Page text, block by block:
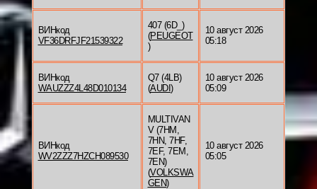
ВИНкод
VF36DRFJF21539322
407 (6D_)
(PEUGEOT
)
10 август 2026
05:18
ВИНкод
WAUZZZ4L48D010134
Q7 (4LB)
(AUDI)
10 август 2026
05:09
ВИНкод
WV2ZZZ7HZCH089530
MULTIVAN
V (7HM,
7HN, 7HF,
7EF, 7EM,
7EN)
(VOLKSWA
GEN)
10 август 2026
05:05